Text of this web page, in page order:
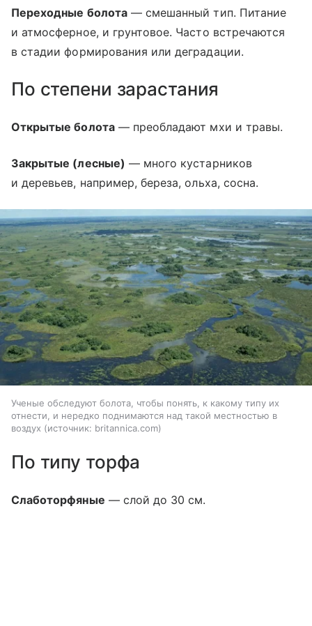
Переходные болота― смешанный тип. Питание
и атмосферное, и грунтовое. Часто встречаются
в стадии формирования или деградации.
По степени зарастания
Открытые болота— преобладают мхи и травы.
Закрытые (лесные) — много кустарников
и деревьев, например, береза, ольха, сосна.
Ученые обследуют болота, чтобы понять, к какому типу их
отнести, и нередко поднимаются над такой местностью в
воздух
источник: britannica.com
По типу торфа
Слаботорфяные — слой до 30 см.